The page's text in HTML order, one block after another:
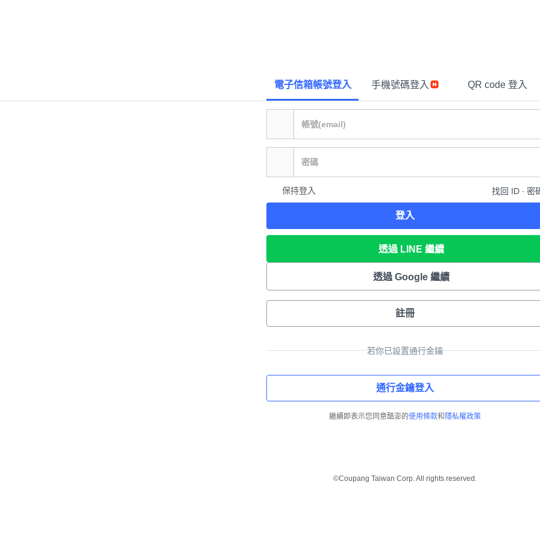
電子信箱帳號登入 手機號碼登入 QR code 登入
保持登入 找回 ID ∙ 密
登入
透過 LINE 繼續
透過 Google 繼續
註冊
若你已設置通行金鑰
通行金鑰登入
繼續即表示您同意酷澎的使用條款和 隱私權政策
©Coupang Taiwan Corp. All rights reserved.